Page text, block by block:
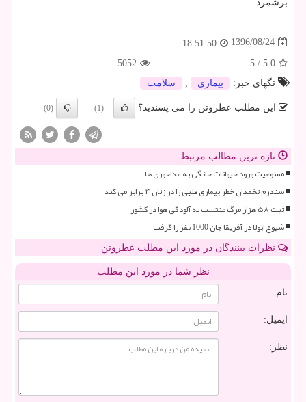
برشمرد.
1396/08/24
18:51:50
5.0
/
5
5052
تگهای خبر:
بیماری سلامت
این مطلب عطروتن را می پسندید؟ (1)
(0)
تازه ترین مطالب مرتبط
ممنوعیت ورود حیوانات خانگی به غذاخوری ها
سندرم تخمدان خطر بیماری قلبی را در زنان ۴ برابر می کند
ثبت ۵۸ هزار مرگ منتسب به آلودگی هوا در کشور
شیوع ابولا در آفریقا جان 1000 نفر را گرفت
نظرات بینندگان در مورد این مطلب عطروتن
نظر شما در مورد این مطلب
نام:
ایمیل:
نظر: